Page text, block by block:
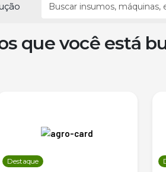
que você está
Destaque